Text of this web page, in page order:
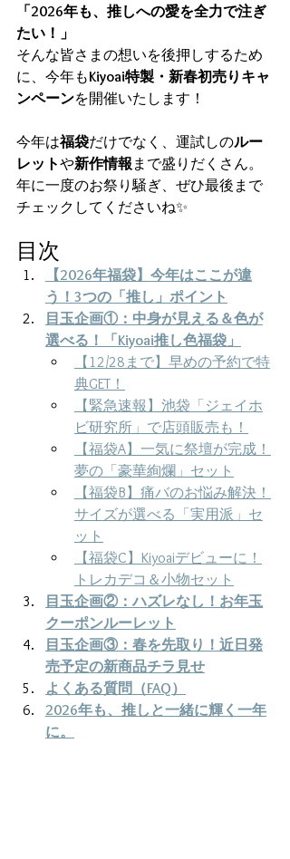
「2026年も、推しへの愛を全力で注ぎ
たい！」
そんな皆さまの想いを後押しするため
に、今年もKiyoai特製・新春初売りキャ
ンペーンを開催いたします！
今年は福袋だけでなく、運試しのルー
レットや新作情報 まで盛りだくさん。
年に一度のお祭り騒ぎ、ぜひ最後まで
チェックしてくださいね✨
目次
【2026年福袋】今年はここが違
う！3つの「推し」ポイント
目玉企画①：中身が見える＆色が
選べる！「Kiyoai推し色福袋」
【12/28まで】早めの予約で特
典GET！
【緊急速報】池袋「ジェイホ
ビ研究所」で店頭販売も！
【福袋A】一気に祭壇が完成！
夢の「豪華絢爛」セット
【福袋B】痛バのお悩み解決！
サイズが選べる「実用派」セ
ット
【福袋C】Kiyoaiデビューに！
トレカデコ＆小物セット
目玉企画②：ハズレなし！お年玉
クーポンルーレット
目玉企画③：春を先取り！近日発
売予定の新商品チラ見せ
よくある質問（FAQ）
2026年も、推しと一緒に輝く一年
に。